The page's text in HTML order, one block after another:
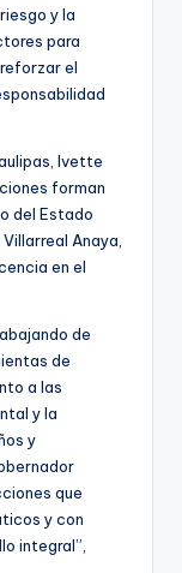
y la
para
el
Ivette
forman
del Estado
Anaya,
en el
de
de
a las
y la
y
que
y con
integral”,